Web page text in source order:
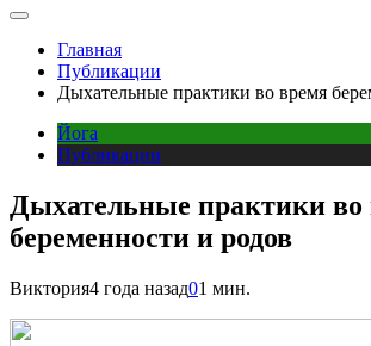
Главная
Публикации
Дыхательные практики во время
Йога
Публикации
Дыхательные практики во
беременности и родов
Виктория4 года назад01 мин.